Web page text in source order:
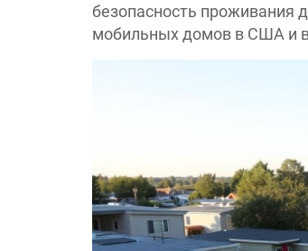
безопасность проживания
мобильных домов в США и в